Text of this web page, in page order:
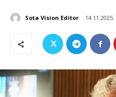
Sota Vision Editor 14.11.2025